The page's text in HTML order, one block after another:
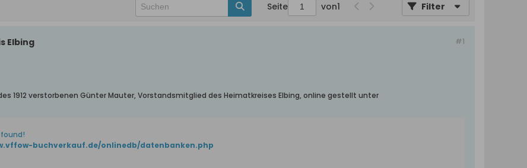
Seite von1 Filter
#1
Elbing
1912 verstorbenen Günter Mauter, Vorstandsmitglied des Heimatkreises Elbing, online gestellt unter
buchverkauf.de/onlinedb/datenbanken.php